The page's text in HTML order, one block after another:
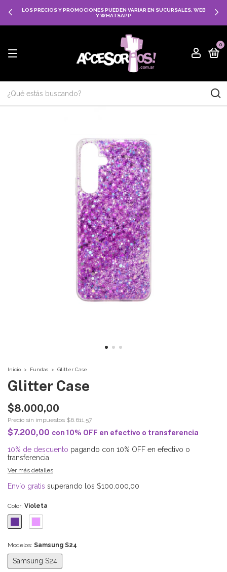
LOS PRECIOS Y PROMOCIONES PUEDEN VARIAR EN SUCURSALES, WEB
Y WHATSAPP
0
Inicio > Fundas > Glitter Case
Glitter Case
$8.000,00
Precio sin impuestos $6.611,57
$7.200,00 con 10% OFF en efectivo o transferencia
10% de descuento pagando con 10% OFF en efectivo o
transferencia
Ver más detalles
Envío gratis superando los $100.000,00
Color: Violeta
Modelos: Samsung S24
Samsung S24